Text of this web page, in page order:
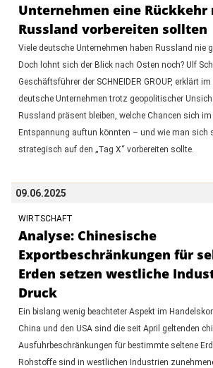
Unternehmen eine Rückkehr
Russland vorbereiten sollten
Viele deutsche Unternehmen haben Russland nie
Doch lohnt sich der Blick nach Osten noch? Ulf
Geschäftsführer der SCHNEIDER GROUP, erklärt
deutsche Unternehmen trotz geopolitischer
Russland präsent bleiben, welche Chancen sich im
Entspannung auftun könnten – und wie man sich
strategisch auf den „Tag X“ vorbereiten sollte.
09.06.2025
WIRTSCHAFT
Analyse: Chinesische
Exportbeschränkungen für
Erden setzen westliche
Druck
Ein bislang wenig beachteter Aspekt im
China und den USA sind die seit April geltenden
Ausfuhrbeschränkungen für bestimmte seltene
Rohstoffe sind in westlichen Industrien